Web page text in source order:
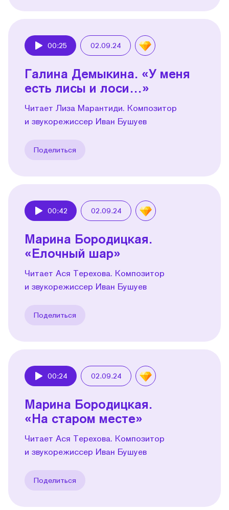
00:25 02.09.24
Галина Демыкина. «У меня
есть лисы и лоси…»
Читает Лиза Марантиди. Композитор
и звукорежиссер Иван Бушуев
Поделиться
00:42 02.09.24
Марина Бородицкая.
«Елочный шар»
Читает Ася Терехова. Композитор
и звукорежиссер Иван Бушуев
Поделиться
00:24 02.09.24
Марина Бородицкая.
«На старом месте»
Читает Ася Терехова. Композитор
и звукорежиссер Иван Бушуев
Поделиться